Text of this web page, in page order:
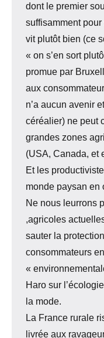
dont le premier
suffisamment
vit plutôt bien (ce
« on s’en sort
promue par
aux
n’a aucun avenir
céréalier) ne peut
grandes zones
(USA, Canada, et
Et les
monde paysan en
Ne nous leurrons
,agricoles
sauter la
consommateurs
«
Haro sur
la mode.
La France rurale
livrée aux